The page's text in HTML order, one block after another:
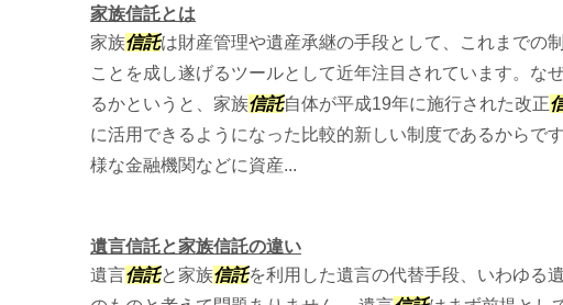
家族信託とは
家族信託は財産管理や遺産承継の手段として、これまでの
ことを成し遂げるツールとして近年注目されています。な
るかというと、家族信託自体が平成19年に施行された改正
に活用できるようになった比較的新しい制度であるからで
様な金融機関などに資産...
遺言信託と家族信託の違い
遺言信託と家族信託を利用した遺言の代替手段、いわゆる